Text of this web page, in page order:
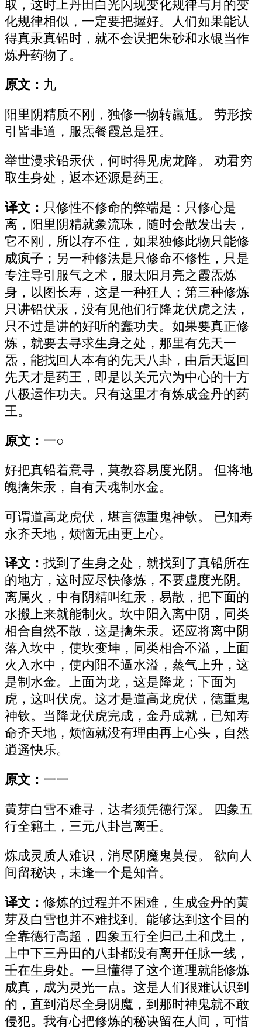
取，这时上丹田白光闪现变化规律与月的变
化规律相似，一定要把握好。人们如果能认
得真汞真铅时，就不会误把朱砂和水银当作
炼丹药物了。
原文： 九
阳里阴精质不刚，独修一物转羸尪。 劳形按
引皆非道，服炁餐霞总是狂。
举世漫求铅汞伏，何时得见虎龙降。 劝君穷
取生身处，返本还源是药王。
译文： 只修性不修命的弊端是：只修心是
离，阳里阴精就象流珠，随时会散发出去，
它不刚，所以存不住，如果独修此物只能修
成疯子；另一种修法是只修命不修性，只是
专注导引服气之术，服太阳月亮之霞炁炼
身，以图长寿，这是一种狂人；第三种修炼
只讲铅伏汞，没有见他们行降龙伏虎之法，
只不过是讲的好听的蠢功夫。如果要真正修
炼，就要去寻求生身之处，那里有先天一
炁，能找回人本有的先天八卦，由后天返回
先天才是药王，即是以关元穴为中心的十方
八极运作功夫。只有这里才有炼成金丹的药
王。
原文： 一○
好把真铅着意寻，莫教容易度光阴。 但将地
魄擒朱汞，自有天魂制水金。
可谓道高龙虎伏，堪言德重鬼神钦。 已知寿
永齐天地，烦恼无由更上心。
译文： 找到了生身之处，就找到了真铅所在
的地方，这时应尽快修炼，不要虚度光阴。
离属火，中有阴精叫红汞，易散，把下面的
水搬上来就能制火。坎中阳入离中阴，同类
相合自然不散，这是擒朱汞。还应将离中阴
落入坎中，使坎变坤，同类相合不溢，上面
火入水中，使内阳不逼水溢，蒸气上升，这
是制水金。上面为龙，这是降龙；下面为
虎，这叫伏虎。这才是道高龙虎伏，德重鬼
神钦。当降龙伏虎完成，金丹成就，已知寿
命齐天地，烦恼就没有理由再上心头，自然
逍遥快乐。
原文： 一一
黄芽白雪不难寻，达者须凭德行深。 四象五
行全籍土，三元八卦岂离壬。
炼成灵质人难识，消尽阴魔鬼莫侵。 欲向人
间留秘诀，未逢一个是知音。
译文： 修炼的过程并不困难，生成金丹的黄
芽及白雪也并不难找到。能够达到这个目的
全靠德行高超，四象五行全归己土和戊土，
上中下三丹田的八卦都没有离开任脉一线，
壬在生身处。一旦懂得了这个道理就能修炼
成真，成为灵光一点。这是人们很难认识到
的，直到消尽全身阴魔，到那时神鬼就不敢
侵犯。我有心把修炼的秘诀留在人间，可惜